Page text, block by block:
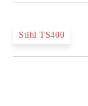
Stihl TS400